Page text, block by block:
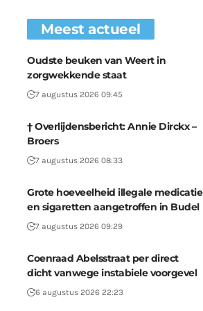
Meest actueel
Oudste beuken van Weert in
zorgwekkende staat
7 augustus 2026 09:45
† Overlijdensbericht: Annie Dirckx –
Broers
7 augustus 2026 08:33
Grote hoeveelheid illegale medicatie
en sigaretten aangetroffen in Budel
7 augustus 2026 09:29
Coenraad Abelsstraat per direct
dicht vanwege instabiele voorgevel
6 augustus 2026 22:23